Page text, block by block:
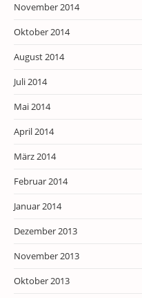
November 2014
Oktober 2014
August 2014
Juli 2014
Mai 2014
April 2014
März 2014
Februar 2014
Januar 2014
Dezember 2013
November 2013
Oktober 2013